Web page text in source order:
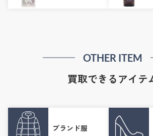
OTHER ITEM
買取できるアイテ
ブランド服